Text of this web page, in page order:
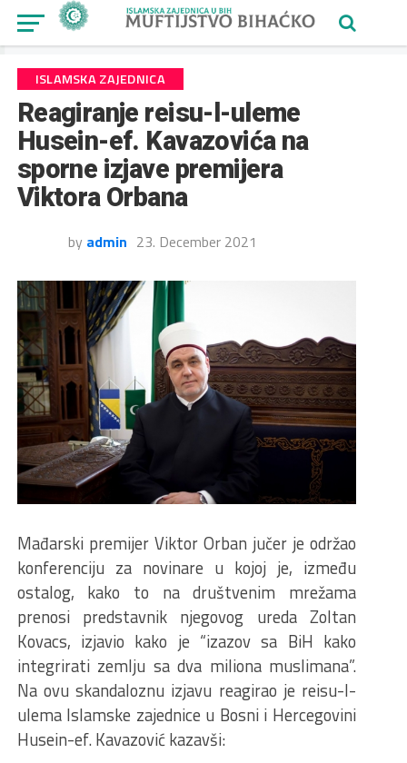
ISLAMSKA ZAJEDNICA
Reagiranje reisu-l-uleme
Husein-ef. Kavazovića na
sporne izjave premijera
Viktora Orbana
by admin 23. December 2021
Mađarski premijer Viktor Orban jučer je održao
konferenciju za novinare u kojoj je, između
ostalog, kako to na društvenim mrežama
prenosi predstavnik njegovog ureda Zoltan
Kovacs, izjavio kako je “izazov sa BiH kako
integrirati zemlju sa dva miliona muslimana”.
Na ovu skandaloznu izjavu reagirao je reisu-l-
ulema Islamske zajednice u Bosni i Hercegovini
Husein-ef. Kavazović kazavši: